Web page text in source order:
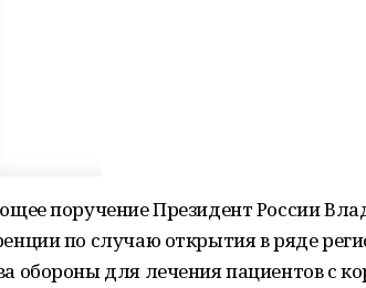
поручение Президент России
по случаю открытия в ряде
обороны для лечения пациентов с